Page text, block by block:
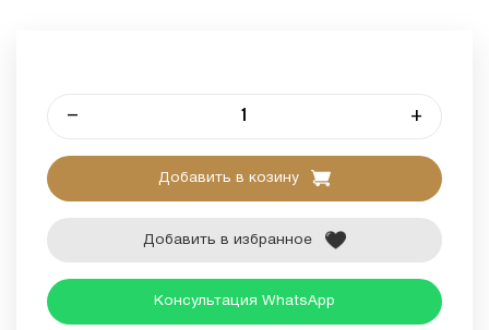
– +
Добавить в козину
Добавить в избранное
Консультация WhatsApp